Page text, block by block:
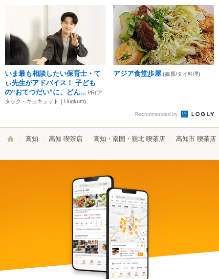
いま最も相談したい保育士・て
ぃ先生がアドバイス！ 子ども
の“おてつだい”に、どん... PR(ア
タック・キュキュット｜Hugkum)
アジア食堂歩屋 (篠原/タイ料理)
Recommended by
高知 高知 喫茶店 高知・南国・嶺北 喫茶店 高知市 喫茶店